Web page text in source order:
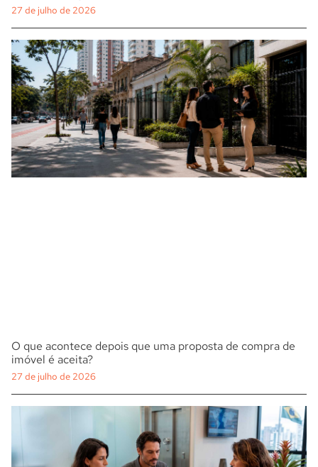
27 de julho de 2026
O que acontece depois que uma proposta de compra de
imóvel é aceita?
27 de julho de 2026